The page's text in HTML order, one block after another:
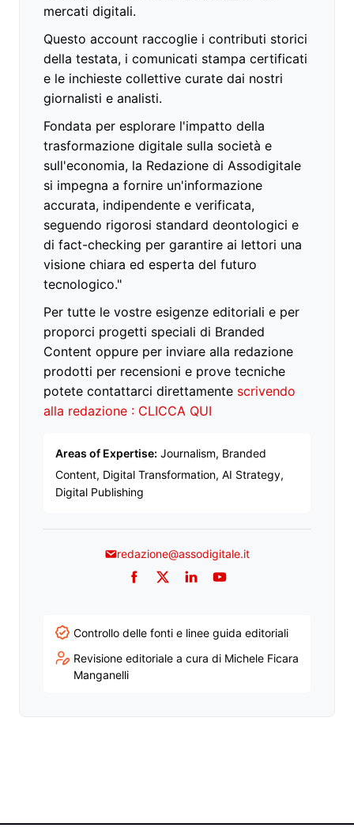
mercati digitali.
Questo account raccoglie i contributi storici
della testata, i comunicati stampa certificati
e le inchieste collettive curate dai nostri
giornalisti e analisti.
Fondata per esplorare l'impatto della
trasformazione digitale sulla società e
sull'economia, la Redazione di Assodigitale
si impegna a fornire un'informazione
accurata, indipendente e verificata,
seguendo rigorosi standard deontologici e
di fact-checking per garantire ai lettori una
visione chiara ed esperta del futuro
tecnologico."
Per tutte le vostre esigenze editoriali e per
proporci progetti speciali di Branded
Content oppure per inviare alla redazione
prodotti per recensioni e prove tecniche
potete contattarci direttamente scrivendo
alla redazione : CLICCA QUI
Areas of Expertise: Journalism, Branded
Content, Digital Transformation, AI Strategy,
Digital Publishing
redazione@assodigitale.it
Facebook
TwitterLinkedInYouTube
Controllo delle fonti e linee guida editoriali
Revisione editoriale a cura di Michele Ficara
Manganelli